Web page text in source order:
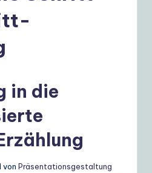
in die
von Präsentationsgestaltung